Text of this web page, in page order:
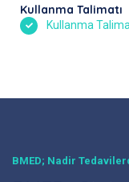
Kullanma Talimatı
Kullanma
BMED; Nadir